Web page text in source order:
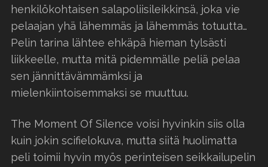
henkilökohtaisen salapoliisileikkinsä, joka vie
pelaajan yhä lähemmäs ja lähemmäs totuutta…
Pelin tarina lähtee ehkäpä hieman tylsästi
liikkeelle, mutta mitä pidemmälle peliä pelaa
sen jännittävämmämksi ja
mielenkiintoisemmaksi se muuttuu.
The Moment Of Silence voisi hyvinkin siis olla
kuin jokin scifielokuva, mutta siitä huolimatta
peli toimii hyvin myös perinteisen seikkailupelin